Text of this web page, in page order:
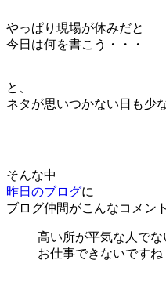
やっぱり現場が休みだと
今日は何を書こう・・・
と、
ネタが思いつかない日も少
そんな中
昨日のブログに
ブログ仲間がこんなコメン
高い所が平気な人でな
お仕事できないですね